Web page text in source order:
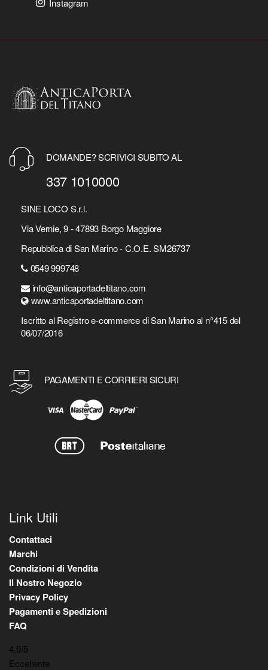
Instagram
DOMANDE? SCRIVICI SUBITO AL
337 1010000
SINE LOCO S.r.l.
Via Vernie, 9 - 47893 Borgo Maggiore
Repubblica di San Marino - C.O.E. SM26737
0549 999748
info@anticaportadeltitano.com
www.anticaportadeltitano.com
Iscritto al Registro e-commerce di San Marino al n°415 del
06/07/2016
PAGAMENTI E CORRIERI SICURI
Link Utili
Contattaci
Marchi
Condizioni di Vendita
Il Nostro Negozio
Privacy Policy
Pagamenti e Spedizioni
FAQ
4,9/5
Eccellente